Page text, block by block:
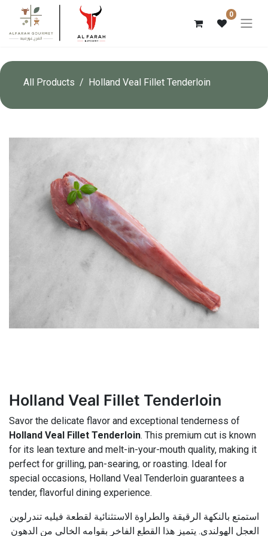
0
All Products Holland Veal Fillet Tenderloin
Holland Veal Fillet Tenderloin
Savor the delicate flavor and exceptional tenderness of
Holland Veal Fillet Tenderloin. This premium cut is known
for its lean texture and melt-in-your-mouth quality, making it
perfect for grilling, pan-searing, or roasting. Ideal for
special occasions, Holland Veal Tenderloin guarantees a
tender, flavorful dining experience.
استمتع بالنكهة الرقيقة والطراوة الاستثنائية لقطعة فيليه تندرلوين
العجل الهولندي. يتميز هذا القطع الفاخر بقوامه الخالي من الدهون